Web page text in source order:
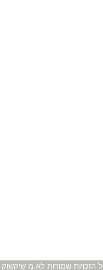
שמורות לא.מ שיקשוק